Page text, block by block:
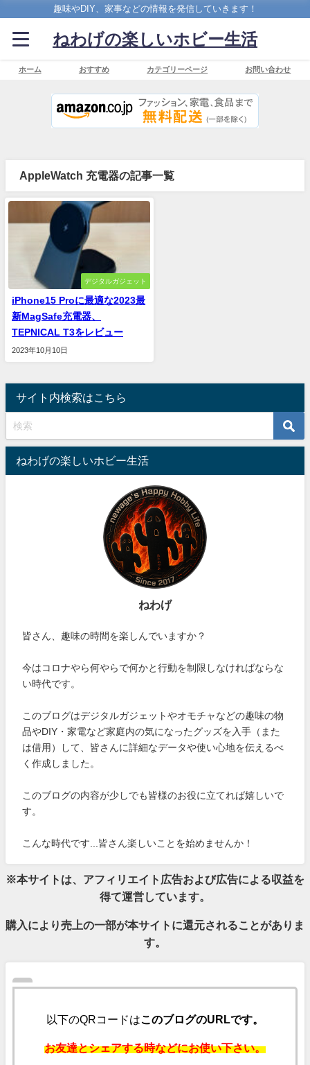
趣味やDIY、家事などの情報を発信していきます！
ねわげの楽しいホビー生活
ホーム おすすめ カテゴリーページ お問い合わせ
AppleWatch 充電器の記事一覧
デジタルガジェット
iPhone15 Proに最適な2023最
新MagSafe充電器、
TEPNICAL T3をレビュー
2023年10月10日
サイト内検索はこちら
ねわげの楽しいホビー生活
ねわげ
皆さん、趣味の時間を楽しんでいますか？
今はコロナやら何やらで何かと行動を制限しなければならな
い時代です。
このブログはデジタルガジェットやオモチャなどの趣味の物
品やDIY・家電など家庭内の気になったグッズを入手（また
は借用）して、皆さんに詳細なデータや使い心地を伝えるべ
く作成しました。
このブログの内容が少しでも皆様のお役に立てれば嬉しいで
す。
こんな時代です...皆さん楽しいことを始めませんか！
※本サイトは、アフィリエイト広告および広告による収益を
得て運営しています。
購入により売上の一部が本サイトに還元されることがありま
す。
以下のQRコードはこのブログのURLです。
お友達とシェアする時などにお使い下さい。